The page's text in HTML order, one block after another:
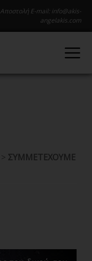
Αποστολή E-mail: info@akis-
angelakis.com
> ΣΥΜΜΕΤΕΧΟΥΜΕ